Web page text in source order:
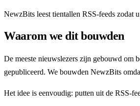
NewzBits leest tientallen RSS-feeds zodat
Waarom we dit bouwden
De meeste nieuwslezers zijn gebouwd om
gepubliceerd. We bouwden NewzBits
Het idee is eenvoudig: putten uit de RSS-